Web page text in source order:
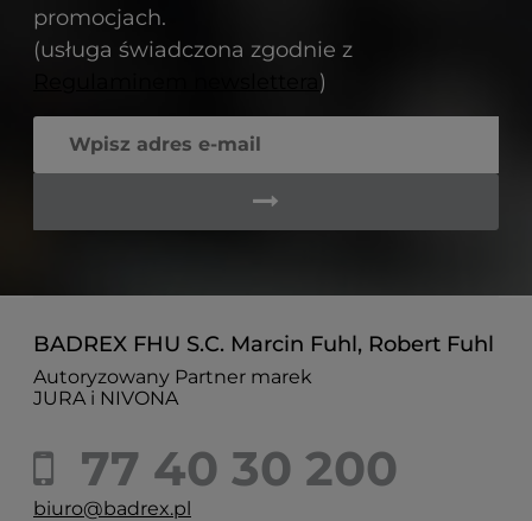
promocjach.
(usługa świadczona zgodnie z
)
BADREX FHU S.C. Marcin Fuhl, Robert Fuhl
Autoryzowany Partner marek
JURA i NIVONA
77 40 30 200
biuro@badrex.pl